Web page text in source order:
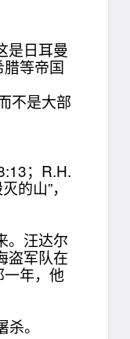
是日耳曼
等帝国
不是大部
；R.H.
的山”，
。汪达尔
盗军队在
年，他
。